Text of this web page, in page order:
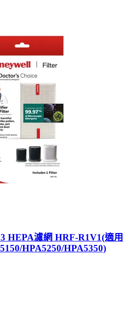
HEPA濾網 HRF-R1V1(適用
HPA5250/HPA5350)